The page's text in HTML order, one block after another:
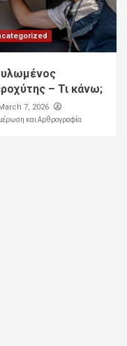
– Τι κάνω;
March 7, 2026
και Αρθρογραφία